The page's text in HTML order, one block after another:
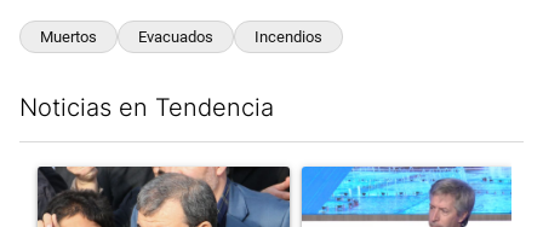
Muertos Evacuados Incendios
Noticias en Tendencia
Un artículo de tendencia con el título "Irán nombró al ideólogo
Un artículo de tendencia